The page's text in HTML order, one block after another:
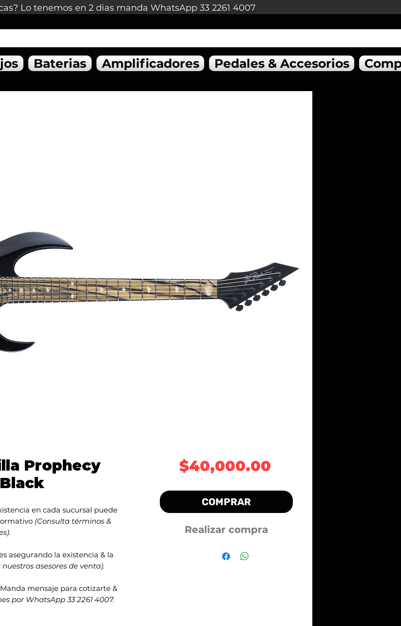
Lo tenemos en 2 dias manda WhatsApp 33 2261 4007
Baterias Amplificadores Pedales & Accesorios
Prophecy
en cada sucursal puede
(Consulta términos &
asegurando la existencia & la
asesores de venta).
Manda mensaje para cotizarte &
por WhatsApp 33 2261 4007.
$40,000.00Precio
COMPRAR
Realizar compra